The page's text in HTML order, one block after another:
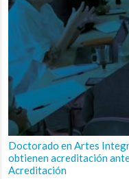
Doctorado en Artes
obtienen acreditación
Acreditación